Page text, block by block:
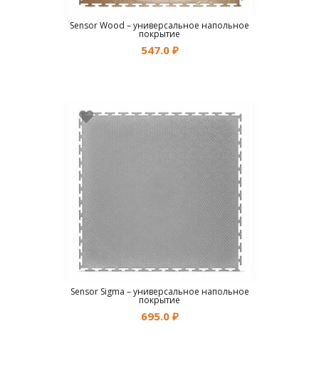
Sensor Wood – универсальное напольное
покрытие
547.0 ₽
Sensor Sigma – универсальное напольное
покрытие
695.0 ₽